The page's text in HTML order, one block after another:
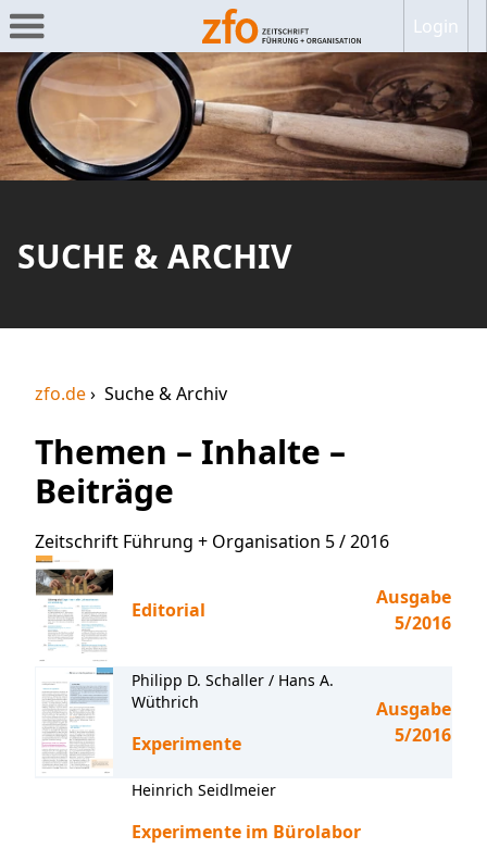
Login
SUCHE & ARCHIV
zfo.de Suche & Archiv
Themen – Inhalte –
Beiträge
Zeitschrift Führung + Organisation 5 / 2016
Editorial
Ausgabe
5/2016
Philipp D. Schaller / Hans A.
Wüthrich
Experimente
Ausgabe
5/2016
Heinrich Seidlmeier
Experimente im Bürolabor